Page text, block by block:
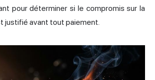
pour déterminer si le compromis sur la
justifié avant tout paiement.